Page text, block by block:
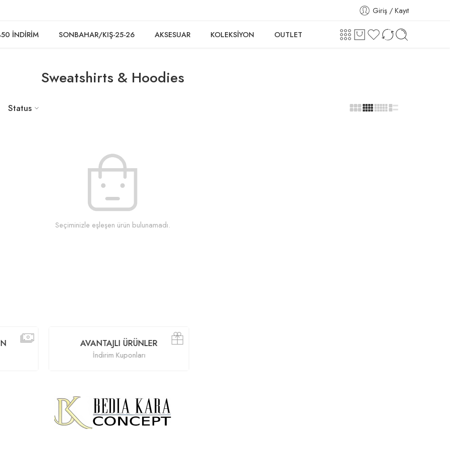
Giriş / Kayıt
İNDİRİM SONBAHAR/KIŞ-25-26 AKSESUAR KOLEKSİYON OUTLET
Sweatshirts & Hoodies
Status
Seçiminizle eşleşen ürün bulunamadı.
AVANTAJLI ÜRÜNLER
İndirim Kuponları